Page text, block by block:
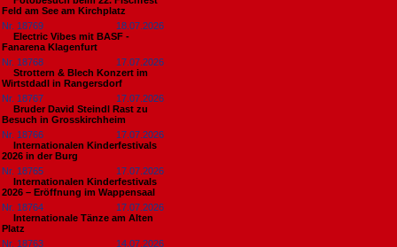
Feld am See am Kirchplatz
Nr. 18769
18.07.2026
Electric Vibes mit BASF -
Fanarena Klagenfurt
Nr. 18768
17.07.2026
Strottern & Blech Konzert im
Wirtstdadl in Rangersdorf
Nr. 18767
17.07.2026
Bruder David Steindl Rast zu
Besuch in Grosskirchheim
Nr. 18766
17.07.2026
Internationalen Kinderfestivals
2026 in der Burg
Nr. 18765
17.07.2026
Internationalen Kinderfestivals
2026 – Eröffnung im Wappensaal
Nr. 18764
17.07.2026
Internationale Tänze am Alten
Platz
Nr. 18763
14.07.2026